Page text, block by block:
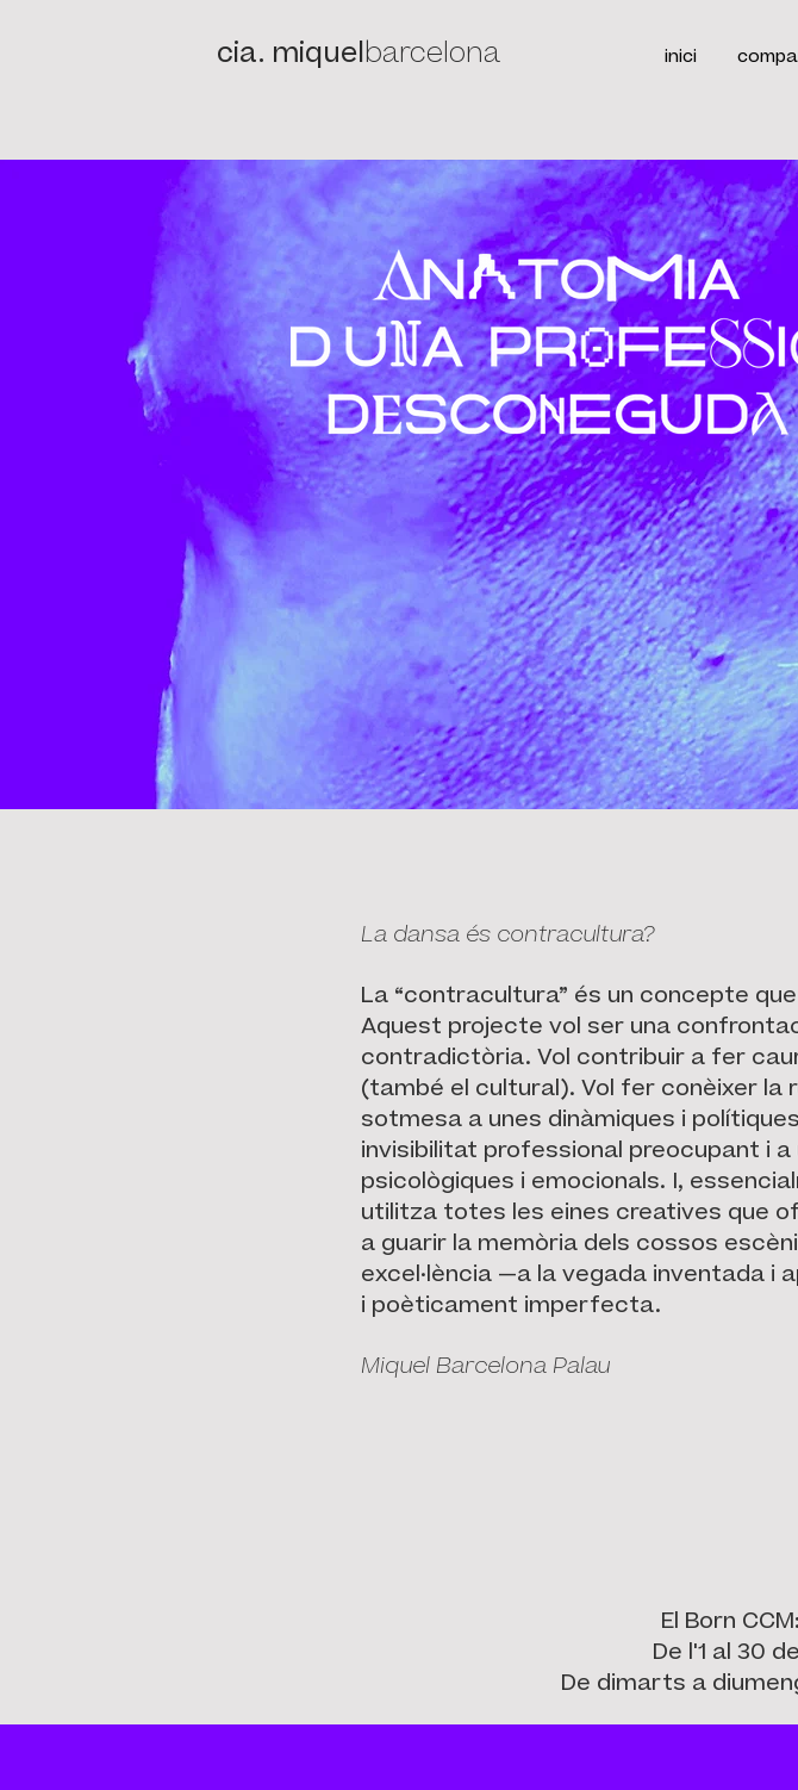
cia. miquelbarcelona inici
La dansa és contracultura?
La “contracultura” és un concepte
Aquest projecte vol ser una
contradictòria. Vol contribuir a fer
(també el cultural). Vol fer conèixer la
sotmesa a unes dinàmiques i
invisibilitat professional preocupant i
psicològiques i emocionals. I,
utilitza totes les eines creatives que
a guarir la memòria dels cossos
excel·lència —a la vegada inventada
i poèticament imperfecta.
Miquel Barcelona Palau
El Born
De l'1 al 30
De dimarts a